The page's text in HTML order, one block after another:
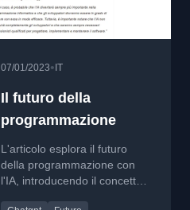
07/01/2023• IT
Il futuro della
programmazione
L'articolo esplora il futuro
della programmazione con
l'IA, introducendo il concetto